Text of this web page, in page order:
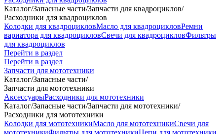
Каталог/Запасные части/Запчасти для квадроциклов/
Расходники для квадроциклов
Колодки для квадроцикловМасло для квадроцикловРемни
вариатора для квадроцикловСвечи для квадроцикловФильтры
для квадроциклов
Перейти в раздел
Перейти в раздел
Запчасти для мототехники
Каталог/Запасные части/
Запчасти для мототехники
АксессуарыРасходники для мототехники
Каталог/Запасные части/Запчасти для мототехники/
Расходники для мототехники
Колодки для мототехникиМасло для мототехникиСвечи для
мототехникиФильтры для мототехникиЦепи для мототехники